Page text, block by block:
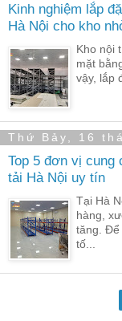
Kinh nghiệm lắp
Hà Nội cho kho
Kho nội
mặt
vậy, lắp
Thứ Bảy, 16
Top 5 đơn vị cung
tải Hà Nội uy tín
Tại Hà
hàng,
tăng. Để
tố...